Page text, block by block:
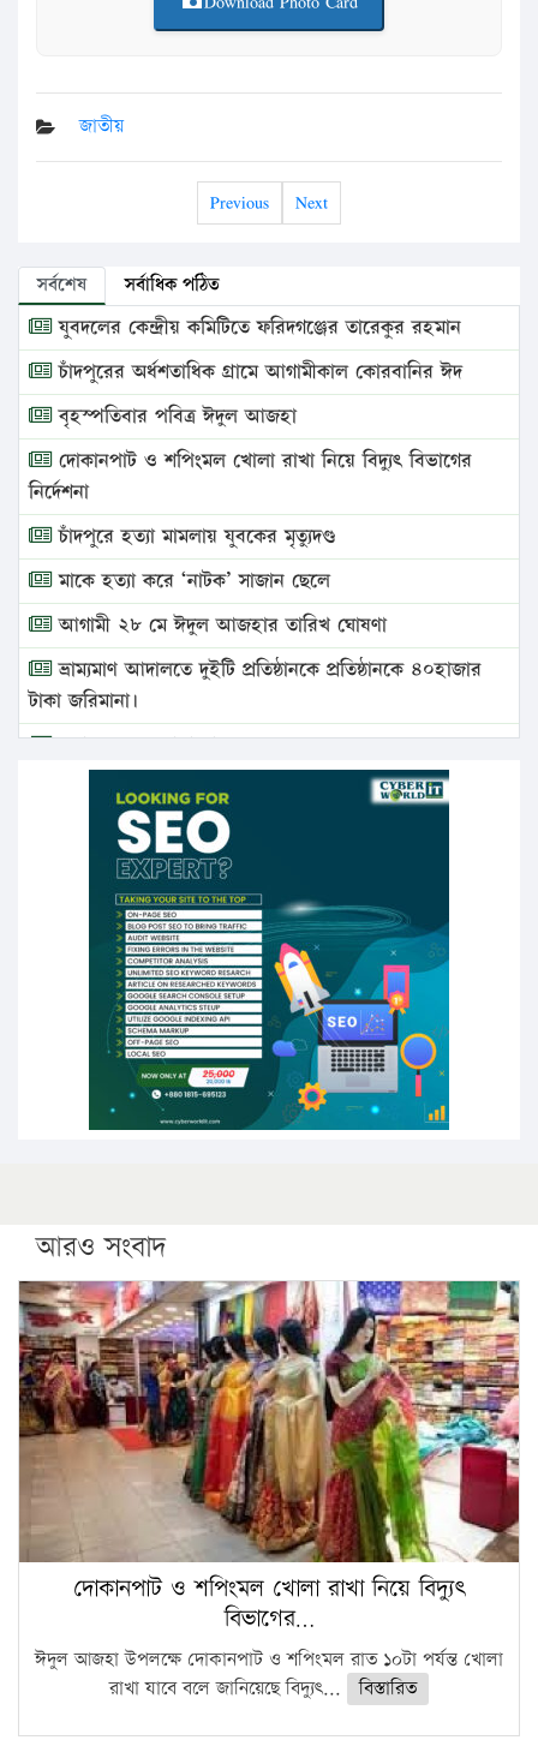
জাতীয়
Previous Next
সর্বশেষ সর্বাধিক পঠিত
যুবদলের কেন্দ্রীয় কমিটিতে ফরিদগঞ্জের তারেকুর রহমান
চাঁদপুরের অর্ধশতাধিক গ্রামে আগামীকাল কোরবানির ঈদ
বৃহস্পতিবার পবিত্র ঈদুল আজহা
দোকানপাট ও শপিংমল খোলা রাখা নিয়ে বিদ্যুৎ বিভাগের
নির্দেশনা
চাঁদপুরে হত্যা মামলায় যুবকের মৃত্যুদণ্ড
মাকে হত্যা করে ‘নাটক’ সাজান ছেলে
আগামী ২৮ মে ঈদুল আজহার তারিখ ঘোষণা
ভ্রাম্যমাণ আদালতে দুইটি প্রতিষ্ঠানকে প্রতিষ্ঠানকে ৪০হাজার
টাকা জরিমানা।
এবার লঞ্চের ভাড়া বাড়ল
১৭ থেকে ২১ শতাংশ বিদ্যুতের দাম বাড়ানোর প্রস্তাব পিডিবির
১৬ মে চাঁদপুর ও ২৫ মে ফেনী সফরে যাবেন প্রধানমন্ত্রী
উচ্চশিক্ষায় গৌরবময় অর্জন: পূর্ণ স্কলারশিপে যুক্তরাষ্ট্রে
পিএইচডি করছেন কুয়েটের কৃতি…
সারা দেশে বজ্রাঘাতে ১৪ জনের প্রাণহানি
কঠোর হচ্ছে এসএসসি ও এইচএসসি পরীক্ষা
ফরিদগঞ্জে আগুনে পুড়লো ৬ ব্যবসা প্রতিষ্ঠান
আরও সংবাদ
দোকানপাট ও শপিংমল খোলা রাখা নিয়ে বিদ্যুৎ
বিভাগের…
ঈদুল আজহা উপলক্ষে দোকানপাট ও শপিংমল রাত ১০টা পর্যন্ত খোলা
রাখা যাবে বলে জানিয়েছে বিদ্যুৎ...
বিস্তারিত